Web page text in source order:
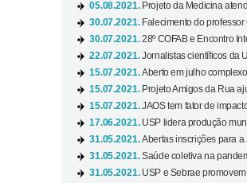
05.08.2021. Projeto da Medicina
30.07.2021. Falecimento do
30.07.2021.28º COFAB e Encontro
22.07.2021.Jornalistas científicos da
15.07.2021.Aberto em julho
15.07.2021. Projeto Amigos da Rua
15.07.2021.JAOS tem fator de
17.06.2021. USP lidera produção
31.05.2021.Abertas inscrições para
31.05.2021.Saúde coletiva na
31.05.2021. USP e Sebrae